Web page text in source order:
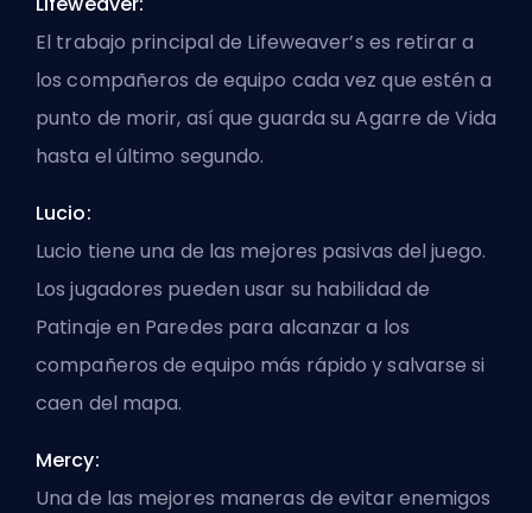
El trabajo principal de Lifeweaver’s es retirar a
los compañeros de equipo cada vez que estén a
punto de morir, así que guarda su Agarre de Vida
hasta el último segundo.
Lucio:
Lucio tiene una de las mejores pasivas del juego.
Los jugadores pueden usar su habilidad de
Patinaje en Paredes para alcanzar a los
compañeros de equipo más rápido y salvarse si
caen del mapa.
Mercy:
Una de las mejores maneras de evitar enemigos